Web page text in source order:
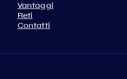
Vantaggi
Reti
Contatti